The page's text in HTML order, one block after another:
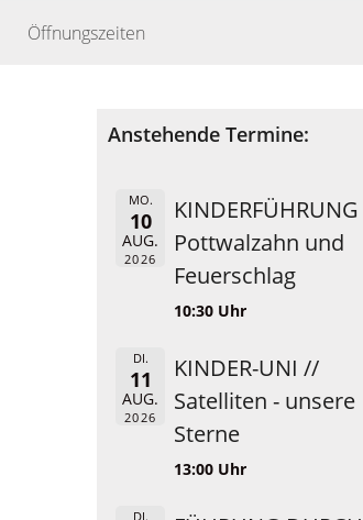
Öffnungszeiten
Anstehende Termine:
MO.
10
AUG.
2026
Pottwalzahn und
Feuerschlag
10:30 Uhr
DI.
11
AUG.
2026
KINDER-UNI //
Satelliten - unsere
Sterne
13:00 Uhr
DI.